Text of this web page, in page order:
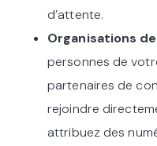
d’attente.
Organisations
personnes de
partenaires de
rejoindre
attribuez des